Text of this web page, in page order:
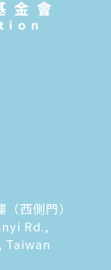
西側門）
Rd.,